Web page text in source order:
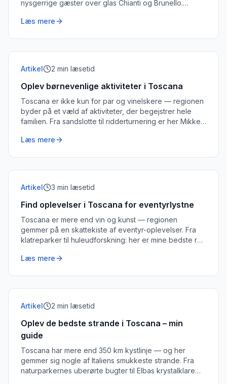
nysgerrige gæster over glas Chianti og Brunello.
Læs mere
Artikel 2 min læsetid
Oplev børnevenlige aktiviteter i Toscana
Toscana er ikke kun for par og vinelskere — regionen
byder på et væld af aktiviteter, der begejstrer hele
familien. Fra sandslotte til ridderturnering er her Mikkels
Læs mere
Artikel 3 min læsetid
Find oplevelser i Toscana for eventyrlystne
Toscana er mere end vin og kunst — regionen
gemmer på en skattekiste af eventyr-oplevelser. Fra
klatreparker til huleudforskning: her er mine bedste råd
Læs mere
Artikel 2 min læsetid
Oplev de bedste strande i Toscana – min
guide
Toscana har mere end 350 km kystlinje — og her
gemmer sig nogle af Italiens smukkeste strande. Fra
naturparkernes uberørte bugter til Elbas krystalklare